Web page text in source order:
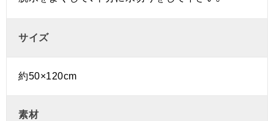
サイズ
約50×120cm
素材